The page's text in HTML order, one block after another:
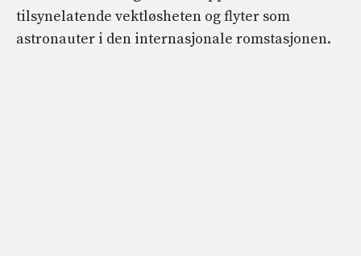
tilsynelatende vektløsheten og flyter som
astronauter i den internasjonale romstasjonen.